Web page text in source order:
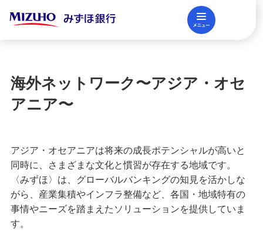
法人口座開設
決済業務
国際業務・外国為替取引
海外ネットワーク〜アジア・オセ
アニア〜
アジア・オセアニアは将来の成長ポテンシャルが高いと
同時に、さまざまな文化と慣習が存在する地域です。
〈みずほ〉は、グローバルバンキングの知見を活かしな
がら、産業集積やインフラ整備など、各国・地域特有の
事情やニーズを踏まえたソリューションを提供していま
す。